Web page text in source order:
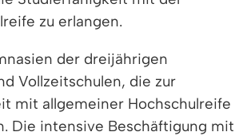
zu erlangen.
der dreijährigen
Vollzeitschulen, die zur
mit allgemeiner Hochschulreife
Die intensive Beschäftigung mit